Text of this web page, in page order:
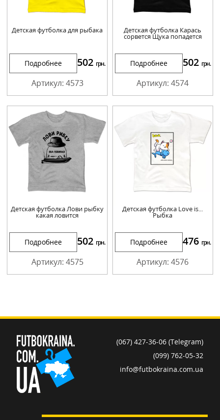
Детская футболка для рыбака
Подробнее 502 грн.
Артикул: 4573
Детская футболка Карась
сорвется Щука попадется
Подробнее 502 грн.
Артикул: 4574
Детская футболка Лови рыбку
какая ловится
Подробнее 502 грн.
Артикул: 4575
Детская футболка Love is...
Рыбка
Подробнее 476 грн.
Артикул: 4576
(067) 427-36-06 (Telegram)
(099) 762-05-32
info@futbokraina.com.ua